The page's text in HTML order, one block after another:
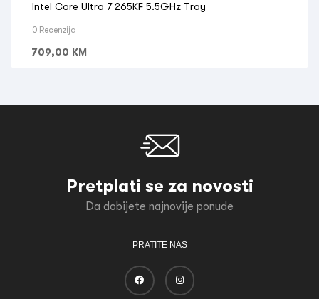
Intel Core Ultra 7 265KF 5.5GHz Tray
0 Recenzija
709,00 KM
Pretplati se za novosti
Da dobijete najnovije ponude
PRATITE NAS